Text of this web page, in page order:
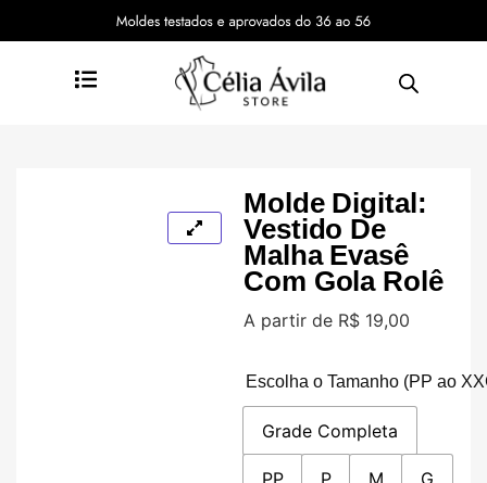
Molde Digital:
Vestido De
Malha Evasê
Com Gola Rolê
A partir de R$ 19,00
Escolha o Tamanho (PP ao
Grade Completa
PP P M G